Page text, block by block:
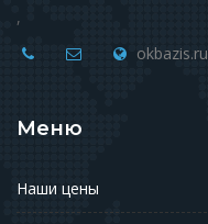
,
okbazis.ru
Меню
Наши цены